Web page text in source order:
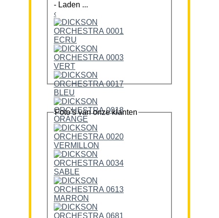
- Laden ...
‹
Foto’s van onze klanten